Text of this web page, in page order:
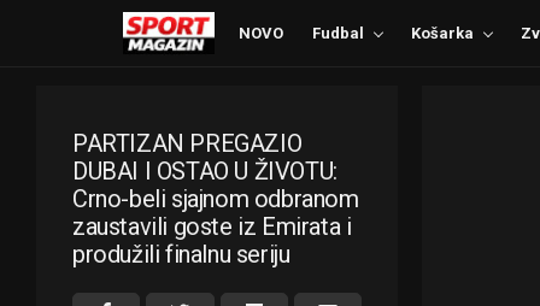
NOVO Fudbal Košarka
PARTIZAN PREGAZIO
DUBAI I OSTAO U ŽIVOTU:
Crno-beli sjajnom odbranom
zaustavili goste iz Emirata i
produžili finalnu seriju